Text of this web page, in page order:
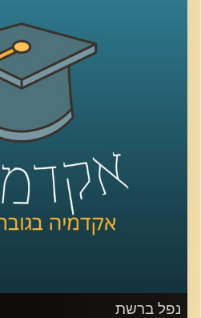
בעשייה למען נשים במעגל
בשירים והגיגים שכתבה,
"להיות אישה". תכנית
היום הבינלאומי למיגור
קרדיט תמונות: AudioVersity
נפל ברשת